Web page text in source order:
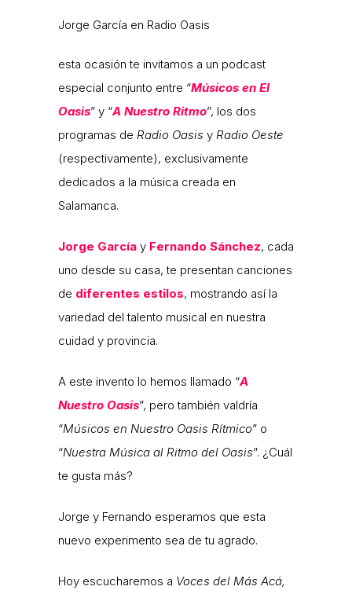
Jorge García en Radio Oasis
esta ocasión te invitamos a un podcast
especial conjunto entre “Músicos en El
Oasis” y “A Nuestro Ritmo”, los dos
programas de Radio Oasis y Radio Oeste
(respectivamente), exclusivamente
dedicados a la música creada en
Salamanca.
Jorge García y Fernando Sánchez, cada
uno desde su casa, te presentan canciones
de diferentes estilos, mostrando así la
variedad del talento musical en nuestra
cuidad y provincia.
A este invento lo hemos llamado “A
Nuestro Oasis”, pero también valdría
“Músicos en Nuestro Oasis Rítmico” o
“Nuestra Música al Ritmo del Oasis”. ¿Cuál
te gusta más?
Jorge y Fernando esperamos que esta
nuevo experimento sea de tu agrado.
Hoy escucharemos a Voces del Más Acá,